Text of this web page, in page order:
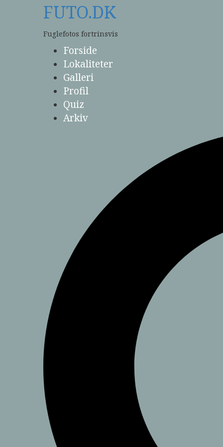
FUTO.DK
Fuglefotos fortrinsvis
Forside
Lokaliteter
Galleri
Profil
Quiz
Arkiv